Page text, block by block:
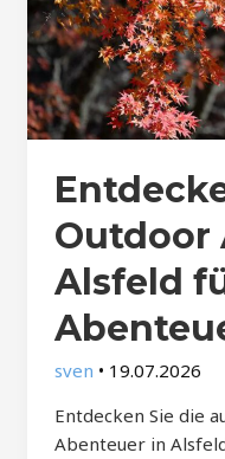
Alsfeld
sven • 19.07.2026
Entdecken Sie die
Abenteuer in